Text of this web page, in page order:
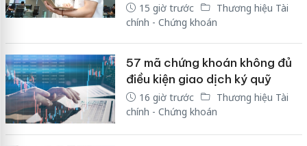
15 giờ trước
Thương hiệu Tài
chính - Chứng khoán
57 mã chứng khoán không đủ
điều kiện giao dịch ký quỹ
16 giờ trước
Thương hiệu Tài
chính - Chứng khoán